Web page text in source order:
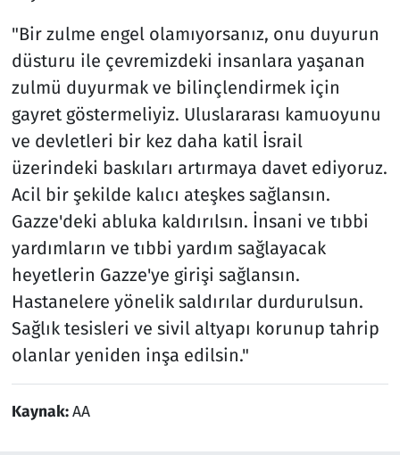
"Bir zulme engel olamıyorsanız, onu duyurun
düsturu ile çevremizdeki insanlara yaşanan
zulmü duyurmak ve bilinçlendirmek için
gayret göstermeliyiz. Uluslararası kamuoyunu
ve devletleri bir kez daha katil İsrail
üzerindeki baskıları artırmaya davet ediyoruz.
Acil bir şekilde kalıcı ateşkes sağlansın.
Gazze'deki abluka kaldırılsın. İnsani ve tıbbi
yardımların ve tıbbi yardım sağlayacak
heyetlerin Gazze'ye girişi sağlansın.
Hastanelere yönelik saldırılar durdurulsun.
Sağlık tesisleri ve sivil altyapı korunup tahrip
olanlar yeniden inşa edilsin."
Kaynak:AA